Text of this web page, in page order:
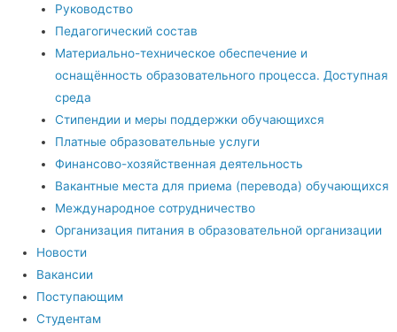
Руководство
Педагогический состав
Материально-техническое обеспечение и
оснащённость образовательного процесса. Доступная
среда
Стипендии и меры поддержки обучающихся
Платные образовательные услуги
Финансово-хозяйственная деятельность
Вакантные места для приема (перевода) обучающихся
Международное сотрудничество
Организация питания в образовательной организации
Новости
Вакансии
Поступающим
Студентам